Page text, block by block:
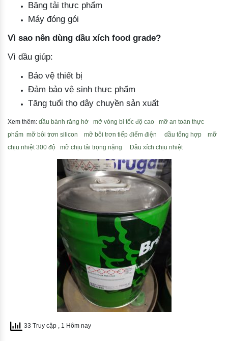
Băng tải thực phẩm
Máy đóng gói
Vì sao nên dùng dầu xích food grade?
Vì dầu giúp:
Bảo vệ thiết bị
Đảm bảo vệ sinh thực phẩm
Tăng tuổi thọ dây chuyền sản xuất
Xem thêm: dầu bánh răng hở mỡ vòng bi tốc độ cao
mỡ an toàn thực
phẩm mỡ bôi trơn silicon mỡ bôi trơn tiếp điểm điện dầu tổng hợp
mỡ
chịu nhiệt 300 độ
mỡ chịu tải trọng nặng Dầu xích chịu nhiệt
33 Truy cập , 1 Hôm nay